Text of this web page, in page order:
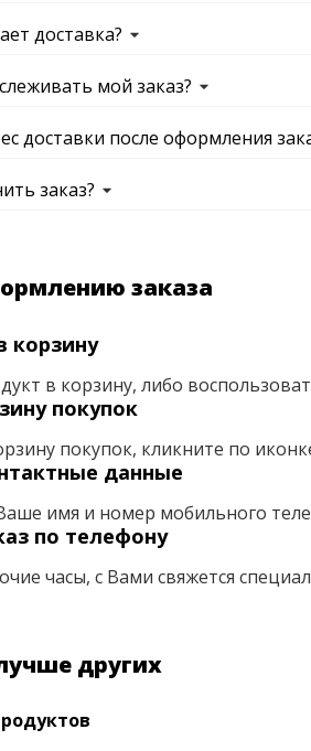
доставка?
мой заказ?
доставки после оформления
заказ?
заказа
корзину
в корзину, либо
покупок
покупок, кликните по
данные
имя и номер мобильного
по телефону
часы, с Вами свяжется
других